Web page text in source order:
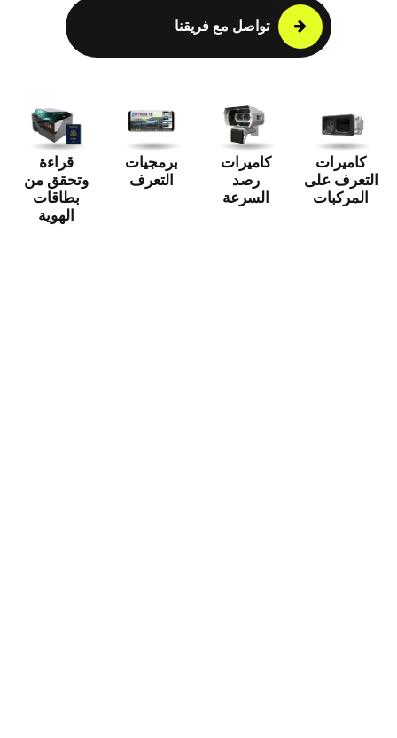
تواصل مع فريقنا
كاميرات
التعرف على
المركبات
كاميرات
رصد
السرعة
برمجيات
التعرف
قراءة
وتحقق من
بطاقات
الهوية